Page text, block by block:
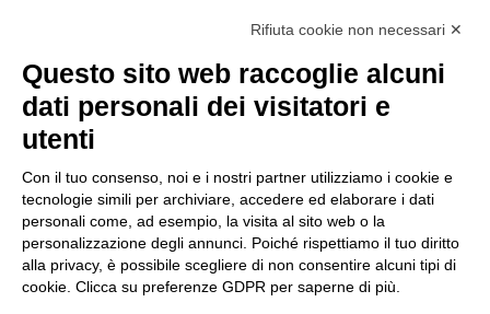
Il codice segreto dei neuroni: la
cervello
15 ore fa
Una guida alimentare per affrontare i
portare in tavola a Ferragosto
19 ore fa
Il Comando della Polizia Locale di
Cinisello Balsamo fa scuola
20 ore fa
Rifiuta cookie non necessari ✕
Questo sito web raccoglie alcuni
dati personali dei visitatori e
utenti
Con il tuo consenso, noi e i nostri partner utilizziamo i cookie e
tecnologie simili per archiviare, accedere ed elaborare i dati
personali come, ad esempio, la visita al sito web o la
personalizzazione degli annunci. Poiché rispettiamo il tuo diritto
alla privacy, è possibile scegliere di non consentire alcuni tipi di
cookie. Clicca su preferenze GDPR per saperne di più.